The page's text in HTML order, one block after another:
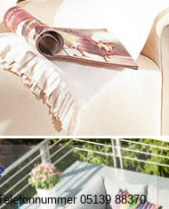
05139 88370